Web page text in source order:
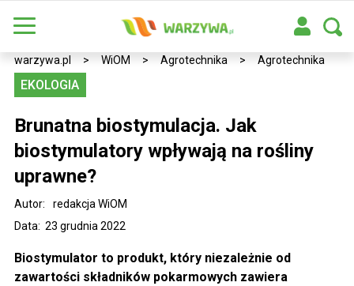
warzywa.pl > WiOM > Agrotechnika > Agrotechnika
EKOLOGIA
Brunatna biostymulacja. Jak
biostymulatory wpływają na rośliny
uprawne?
Data: 23 grudnia 2022
Autor: redakcja WiOM
Biostymulator to produkt, który niezależnie od
zawartości składników pokarmowych zawiera